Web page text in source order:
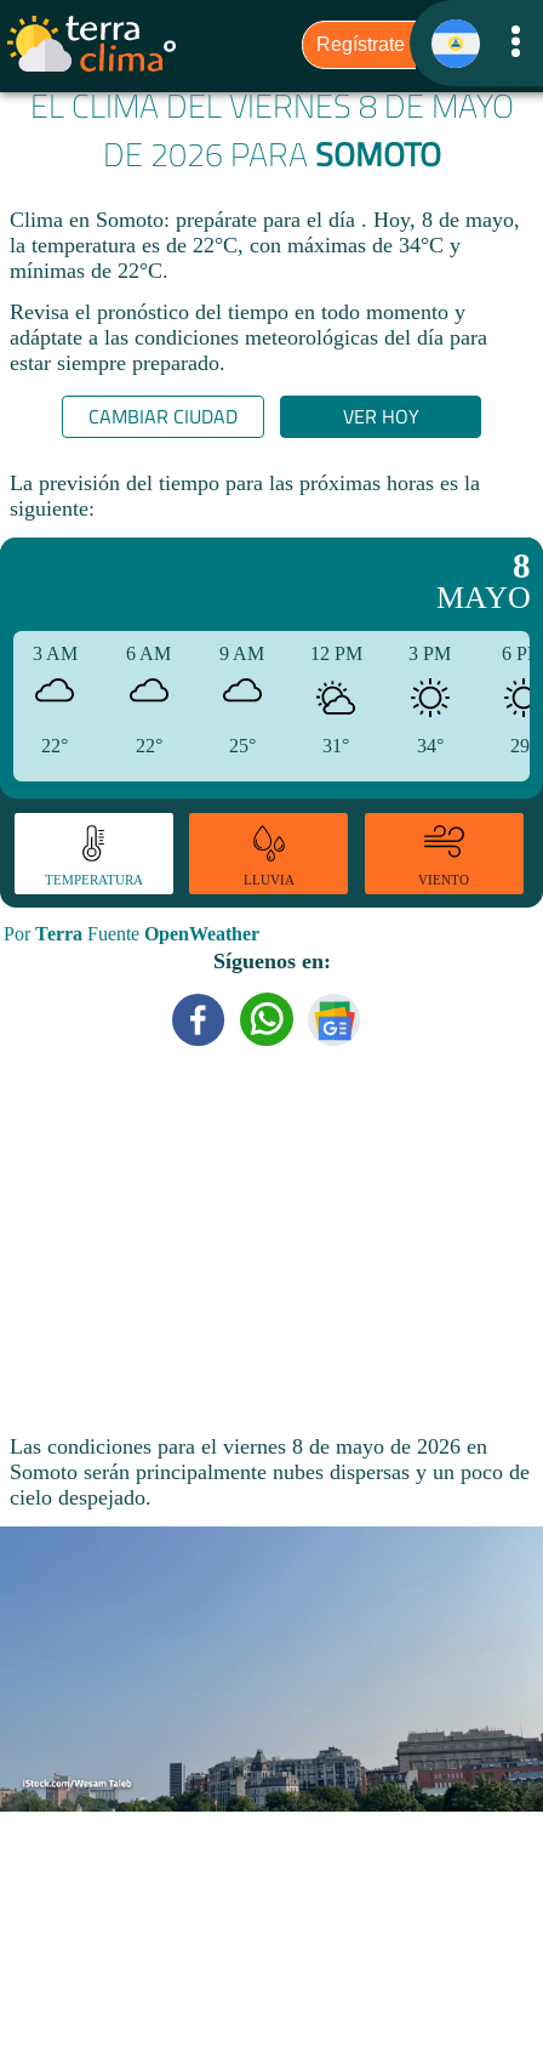
EL CLIMA DEL VIERNES 8 DE MAYO
DE 2026 PARA SOMOTO
Clima en Somoto: prepárate para el día . Hoy, 8 de mayo,
la temperatura es de 22°C, con máximas de 34°C y
mínimas de 22°C.
Revisa el pronóstico del tiempo en todo momento y
adáptate a las condiciones meteorológicas del día para
estar siempre preparado.​
CAMBIAR CIUDAD VER HOY
La previsión del tiempo para las próximas horas es la
siguiente:
8
MAYO
3 AM
22°
6 AM
22°
9 AM
25°
12 PM
31°
3 PM
34°
6
29°
TEMPERATURA LLUVIA VIENTO
PorTerra Fuente OpenWeather
Síguenos en:
Las condiciones para el viernes 8 de mayo de 2026 en
Somoto serán principalmente nubes dispersas y un poco de
cielo despejado.